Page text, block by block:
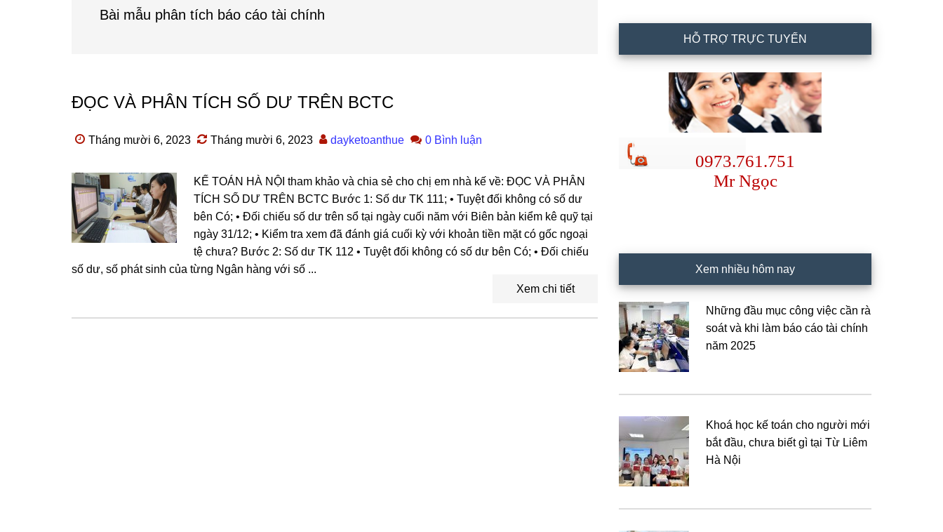
Bài mẫu phân tích báo cáo tài chính
ĐỌC VÀ PHÂN TÍCH SỐ DƯ TRÊN BCTC
Tháng mười 6, 2023 Tháng mười 6, 2023 dayketoanthue 0 Bình luận
KẾ TOÁN HÀ NỘI tham khảo và chia sẻ cho chị em nhà kế về: ĐỌC VÀ PHÂN
TÍCH SỐ DƯ TRÊN BCTC Bước 1: Số dư TK 111; • Tuyệt đối không có số dư
bên Có; • Đối chiếu số dư trên sổ tại ngày cuối năm với Biên bản kiểm kê quỹ tại
ngày 31/12; • Kiểm tra xem đã đánh giá cuối kỳ với khoản tiền mặt có gốc ngoại
tệ chưa? Bước 2: Số dư TK 112 • Tuyệt đối không có số dư bên Có; • Đối chiếu
số dư, số phát sinh của từng Ngân hàng với số ...
Xem chi tiết
HỖ TRỢ TRỰC TUYẾN
0973.761.751
Mr Ngọc
Xem nhiều hôm nay
Những đầu mục công việc cần rà
soát và khi làm báo cáo tài chính
năm 2025
Khoá học kế toán cho người mới
bắt đầu, chưa biết gì tại Từ Liêm
Hà Nội